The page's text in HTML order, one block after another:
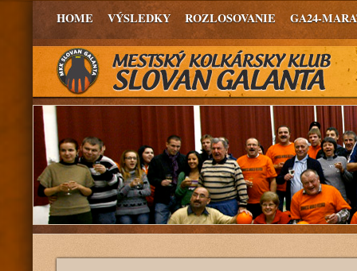
HOME VÝSLEDKY ROZLOSOVANIE GA24-